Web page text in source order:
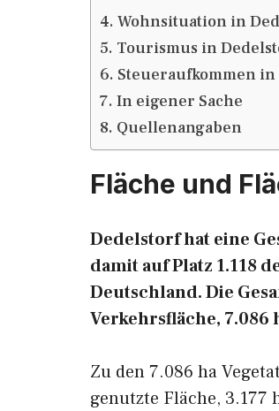
Wohnsituation in
Tourismus in
Steueraufkommen
In eigener Sache
Quellenangaben
Fläche und
Dedelstorf hat eine
damit auf Platz 1.118
Deutschland. Die
Verkehrsfläche, 7.086
Zu den 7.086 ha
genutzte Fläche, 3.177